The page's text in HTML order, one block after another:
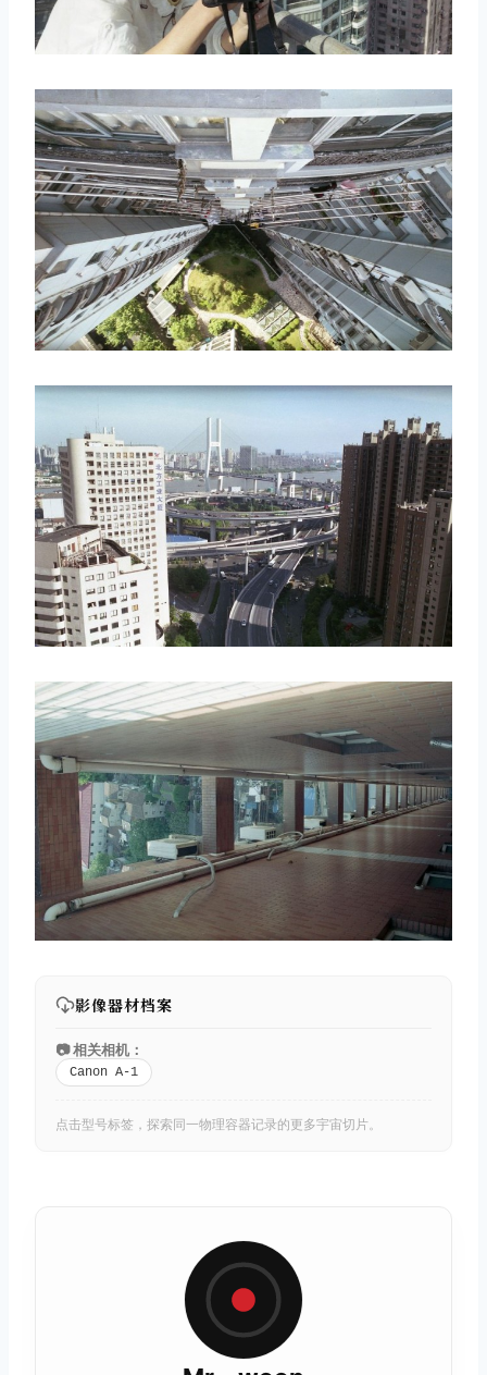
影像器材档案
📷 相关相机：
Canon A-1
点击型号标签，探索同一物理容器记录的更多宇宙切片。